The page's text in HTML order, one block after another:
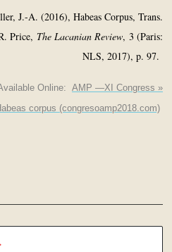
J.-A. (2016), Habeas Corpus, Trans.
Price, The Lacanian Review, 3 (Paris:
NLS, 2017), p. 97.
Online: AMP —XI Congress »
corpus (congresoamp2018.com)